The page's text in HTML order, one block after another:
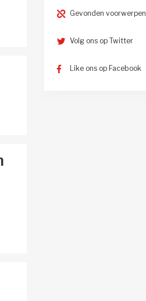
Gevonden voorwerpen
Volg ons op Twitter
Like ons op Facebook